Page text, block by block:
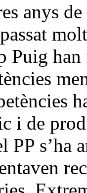
anys
Puig han
i de
PP s’ha